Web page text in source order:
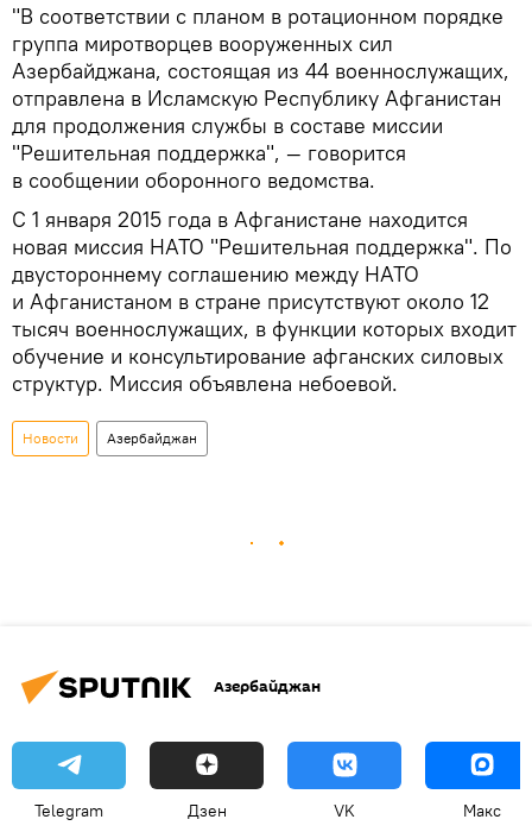
"В соответствии с планом в ротационном порядке
группа миротворцев вооруженных сил
Азербайджана, состоящая из 44 военнослужащих,
отправлена в Исламскую Республику Афганистан
для продолжения службы в составе миссии
"Решительная поддержка", — говорится
в сообщении оборонного ведомства.
С 1 января 2015 года в Афганистане находится
новая миссия НАТО "Решительная поддержка". По
двустороннему соглашению между НАТО
и Афганистаном в стране присутствуют около 12
тысяч военнослужащих, в функции которых входит
обучение и консультирование афганских силовых
структур. Миссия объявлена небоевой.
Новости Азербайджан
Азербайджан
Telegram Дзен VK Макс